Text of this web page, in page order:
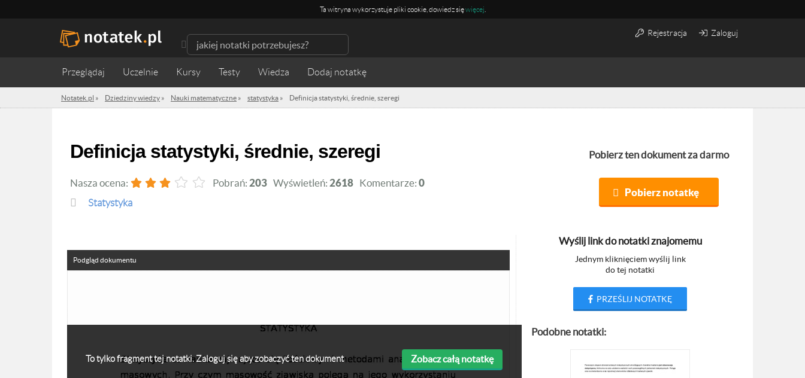
Ta witryna wykorzystuje pliki cookie, dowiedz sięwięcej
Rejestracja Zaloguj
Przeglądaj Uczelnie Kursy Testy Wiedza
Notatek.pl » Dziedziny wiedzy » Nauki matematyczne » statystyka » Definicja statystyki, średnie, szeregi
Definicja statystyki, średnie, szeregi
Nasza ocena: Pobrań: 203 Wyświetleń: 2618 Komentarze: 0
statystyka
Pobierz ten dokument za darmo
Pobierz notatkę
To tylko fragment tej notatki. Zaloguj się aby zobaczyć ten dokument Zobacz całą notatkę
Podgląd dokumentu
Wyślij link do notatki znajomemu
Jednym kliknięciem wyślij link
do tej notatki
PRZEŚLIJ NOTATKĘ
Podobne notatki: